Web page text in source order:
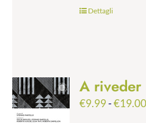
Dettagli
A riveder
€9.99-€19.00